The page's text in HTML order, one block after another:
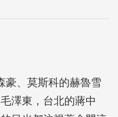
豪、莫斯科的赫魯雪
澤東，台北的蔣中